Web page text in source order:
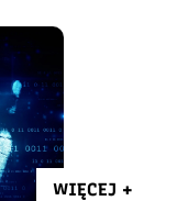
WIĘCEJ +